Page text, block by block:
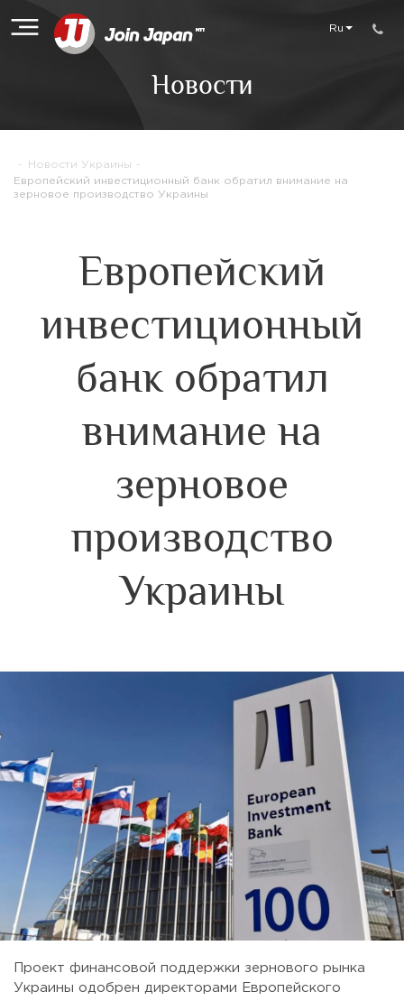
Ru
Новости
- Новости Украины
-
Европейский инвестиционный банк обратил внимание на
зерновое производство Украины
Европейский
инвестиционный
банк обратил
внимание на
зерновое
производство
Украины
Проект финансовой поддержки зернового рынка
Украины одобрен директорами Европейского